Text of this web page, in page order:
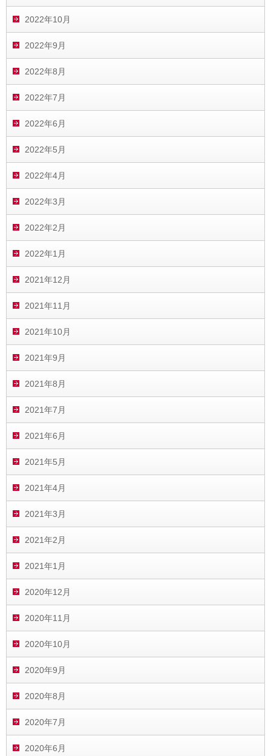
2022年10月
2022年9月
2022年8月
2022年7月
2022年6月
2022年5月
2022年4月
2022年3月
2022年2月
2022年1月
2021年12月
2021年11月
2021年10月
2021年9月
2021年8月
2021年7月
2021年6月
2021年5月
2021年4月
2021年3月
2021年2月
2021年1月
2020年12月
2020年11月
2020年10月
2020年9月
2020年8月
2020年7月
2020年6月